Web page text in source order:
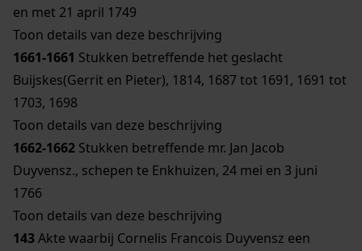
en met 21 april 1749
Toon details van deze beschrijving
1661-1661 Stukken betreffende het geslacht
Buijskes(Gerrit en Pieter), 1814, 1687 tot 1691, 1691 tot
1703, 1698
Toon details van deze beschrijving
1662-1662 Stukken betreffende mr. Jan Jacob
Duyvensz., schepen te Enkhuizen, 24 mei en 3 juni
1766
Toon details van deze beschrijving
143Akte waarbij Cornelis Francois Duyvensz een